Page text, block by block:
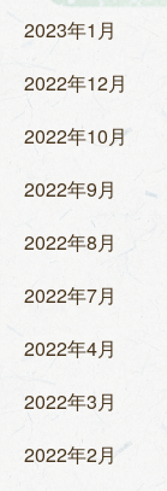
2023年1月
2022年12月
2022年10月
2022年9月
2022年8月
2022年7月
2022年4月
2022年3月
2022年2月